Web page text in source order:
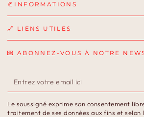
📒INFORMATIONS
🔗 LIENS UTILES
💌 ABONNEZ-VOUS À NOTRE
Entrez
votre
email
Le soussigné exprime son consentement
traitement de ses données aux fins et selon